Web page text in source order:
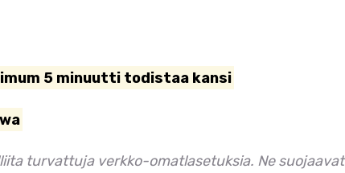
5 minuutti todistaa kansi
turvattuja verkko-omatlasetuksia. Ne suojaavat